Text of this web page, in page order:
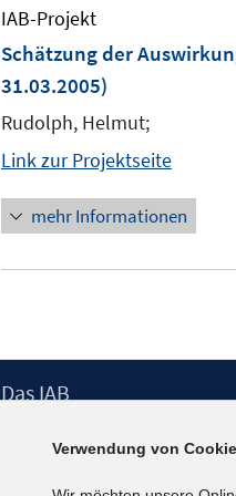
IAB-Projekt
Schätzung der
31.03.2005)
Rudolph, Helmut;
Link zur Projektseite
mehr Informationen
Footer
Das IAB
Berufsforschung (IAB) – unser
Institutsleitung
Verwendung von